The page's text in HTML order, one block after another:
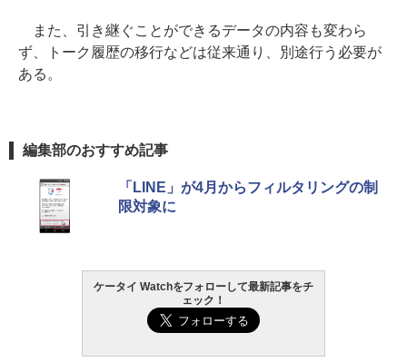
また、引き継ぐことができるデータの内容も変わら
ず、トーク履歴の移行などは従来通り、別途行う必要が
ある。
編集部のおすすめ記事
「LINE」が4月からフィルタリングの制
限対象に
ケータイ Watchをフォローして最新記事をチ
ェック！